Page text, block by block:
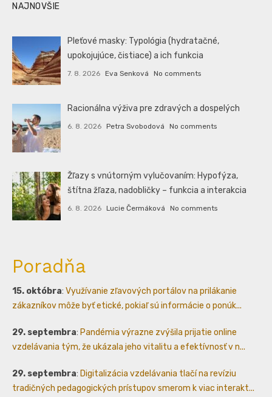
NAJNOVŠIE
Pleťové masky: Typológia (hydratačné,
upokojujúce, čistiace) a ich funkcia
7. 8. 2026 Eva Senková No comments
Racionálna výživa pre zdravých a dospelých
6. 8. 2026 Petra Svobodová No comments
Žľazy s vnútorným vylučovaním: Hypofýza,
štítna žľaza, nadobličky – funkcia a interakcia
6. 8. 2026 Lucie Čermáková No comments
Poradňa
15. októbra: Využívanie zľavových portálov na prilákanie
zákazníkov môže byť etické, pokiaľ sú informácie o ponúk...
29. septembra: Pandémia výrazne zvýšila prijatie online
vzdelávania tým, že ukázala jeho vitalitu a efektívnosť v n...
29. septembra: Digitalizácia vzdelávania tlačí na revíziu
tradičných pedagogických prístupov smerom k viac interakt...